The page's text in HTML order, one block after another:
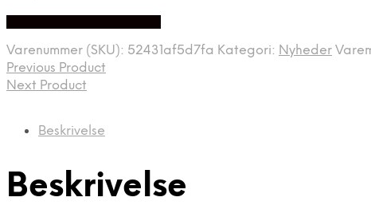
Varenummer (SKU): 52431af5d7fa Kategori: Nyheder
Previous Product
Next Product
Beskrivelse
Beskrivelse